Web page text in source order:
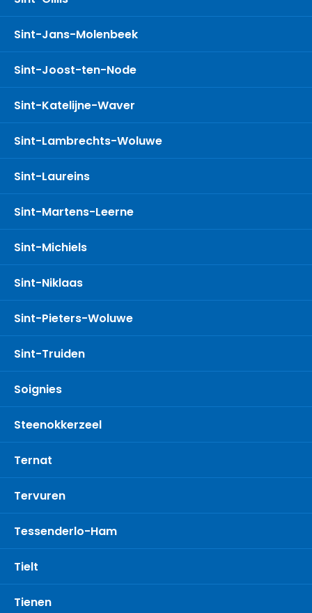
Sint-Jans-Molenbeek
Sint-Joost-ten-Node
Sint-Katelijne-Waver
Sint-Lambrechts-Woluwe
Sint-Laureins
Sint-Martens-Leerne
Sint-Michiels
Sint-Niklaas
Sint-Pieters-Woluwe
Sint-Truiden
Soignies
Steenokkerzeel
Ternat
Tervuren
Tessenderlo-Ham
Tielt
Tienen